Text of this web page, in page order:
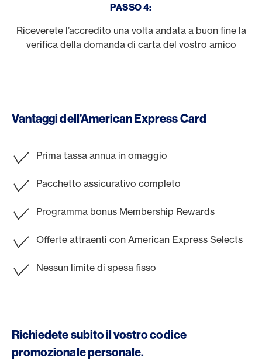
PASSO 4:
Riceverete l’accredito una volta andata a buon fine la
verifica della domanda di carta del vostro amico
Vantaggi dell’American Express Card
Prima tassa annua in omaggio
Pacchetto assicurativo completo
Programma bonus Membership Rewards
Offerte attraenti con American Express Selects
Nessun limite di spesa fisso
Richiedete subito il vostro codice
promozionale personale.